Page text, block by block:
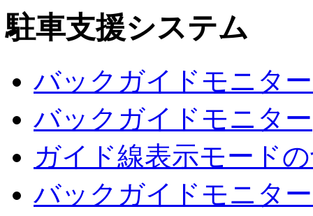
駐車支援システム
バックガイドモニタ
バックガイドモニター
ガイド線表示モード
バックガイドモニタ